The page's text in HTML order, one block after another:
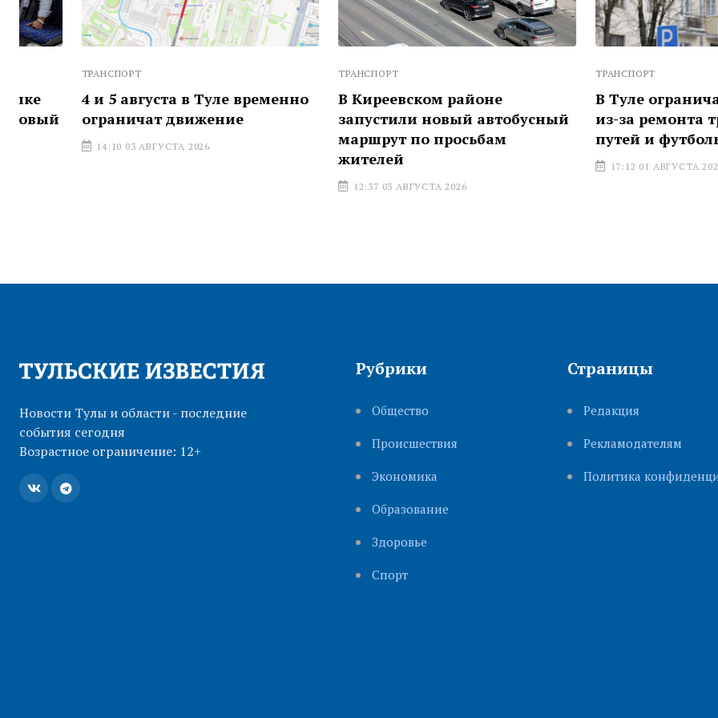
4 и 5 августа в Туле временно
ограничат движение
14:10 03 АВГУСТА 2026
В Киреевском районе
запустили новый автобусный
маршрут по просьбам
жителей
12:37 03 АВГУСТА 2026
В Туле ограничат
из-за ремонта
путей и футбольного
17:12 01 АВГУСТА 2026
Новости Тулы и области - последние
события сегодня
Возрастное ограничение: 12+
Рубрики
Общество
Происшествия
Экономика
Образование
Здоровье
Cпорт
Страницы
Редакция
Рекламодателям
Политика